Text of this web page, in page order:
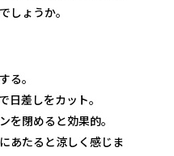
しょうか。
る。
日差しをカット。
を閉めると効果的。
あたると涼しく感じま